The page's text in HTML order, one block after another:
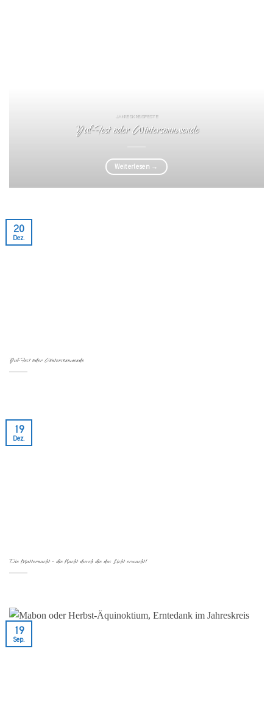
JAHRESKREISFESTE
Yul-Fest oder Wintersonnwende
Weiterlesen →
Yul-Fest oder Wintersonnwende
20
Dez.
Die Mutternacht – die Nacht durch die das Licht erwacht!
19
Dez.
19
Sep.